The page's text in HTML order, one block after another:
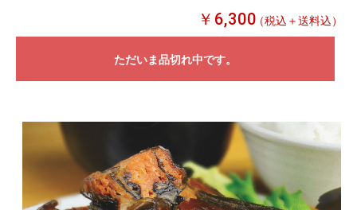
￥6,300（税込＋送料込）
ただいま品切れ中です。